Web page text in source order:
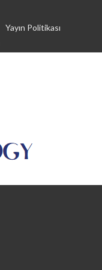
Yayın Politikası